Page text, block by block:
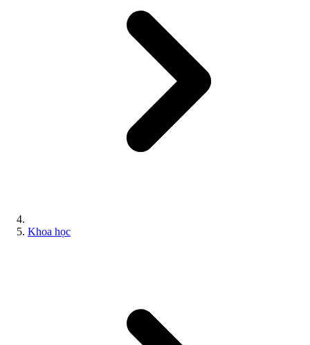
Khoa học